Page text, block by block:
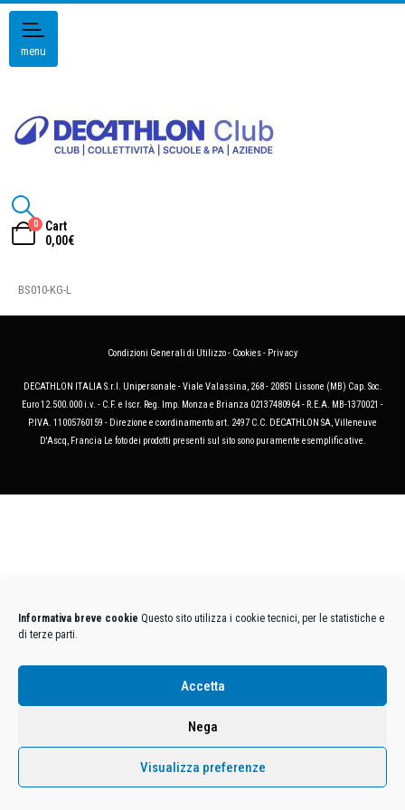
Informativa breve cookie Questo sito utilizza i cookie tecnici, per le statistiche e
di terze parti.
Accetta
Nega
Visualizza preferenze
menu
0
Cart
0,00€
BS010-KG-L
Condizioni Generali di Utilizzo- Cookies- Privacy
DECATHLON ITALIA S.r.l. Unipersonale - Viale Valassina, 268 - 20851 Lissone (MB) Cap. Soc.
Euro 12.500.000 i.v. - C.F. e Iscr. Reg. Imp. Monza e Brianza 02137480964 - R.E.A. MB-1370021 -
P.IVA. 11005760159 - Direzione e coordinamento art. 2497 C.C. DECATHLON SA, Villeneuve
D'Ascq, Francia Le foto dei prodotti presenti sul sito sono puramente esemplificative.